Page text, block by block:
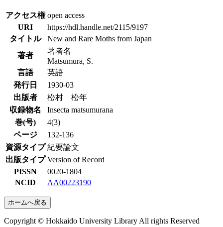
アクセス権 open access
URI
https://hdl.handle.net/2115/9197
タイトル
New and Rare Moths from Japan
著者
著者名
Matsumura, S.
言語
英語
発行日
1930-03
出版者
松村 松年
収録物名
Insecta matsumurana
巻(号)
4(3)
ページ
132-136
資源タイプ 紀要論文
出版タイプ Version of Record
PISSN
0020-1804
NCID
AA00223190
ホームへ戻る
Copyright © Hokkaido University Library All rights Reserved